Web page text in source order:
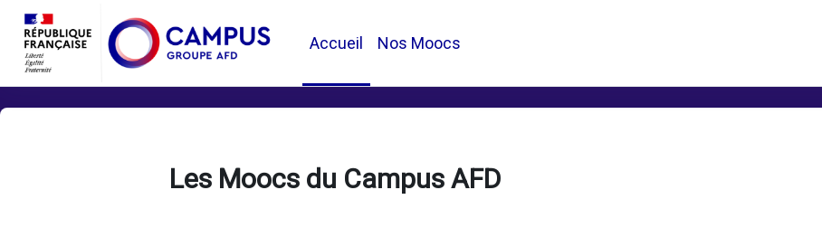
Passer au contenu principal
Accueil
Nos Moocs
Les Moocs du Campus AFD